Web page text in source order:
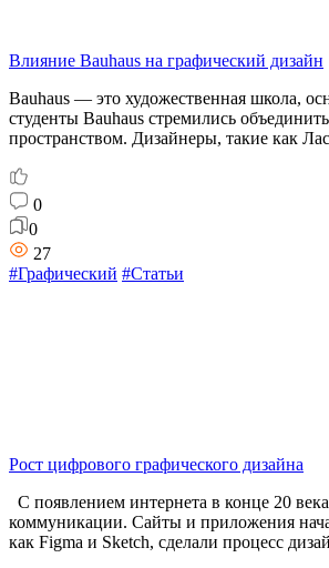
Влияние Bauhaus на графический дизайн
Bauhaus — это художественная школа,
студенты Bauhaus стремились
пространством. Дизайнеры, такие как
0
0
27
#Графический #Статьи
Рост цифрового графического дизайна
С появлением интернета в конце 20
коммуникации. Сайты и приложения
как Figma и Sketch, сделали процесс